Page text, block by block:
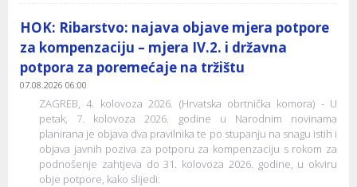
HOK: Ribarstvo: najava objave mjera potpore
za kompenzaciju – mjera IV.2. i državna
potpora za poremećaje na tržištu
07.08.2026 06:00
ZAGREB, 4. kolovoza 2026. (Hrvatska obrtnička komora) - U
petak, 7. kolovoza 2026. godine u Narodnim novinama
planirana je objava dva pravilnika te po stupanju na snagu istih i
objava javnih poziva za potporu za kompenzaciju s rokom za
podnošenje zahtjeva do 31. kolovoza 2026. godine, u okviru
obje potpore, kako slijedi: